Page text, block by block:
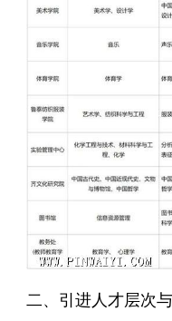
二、引进人才层次